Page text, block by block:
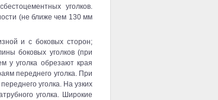
уголков.
(не ближе чем 130 мм
и с боковых сторон;
боковых уголков (при
у уголка обрезают края
переднего уголка. При
уголка. На узких
уголка. Широкие